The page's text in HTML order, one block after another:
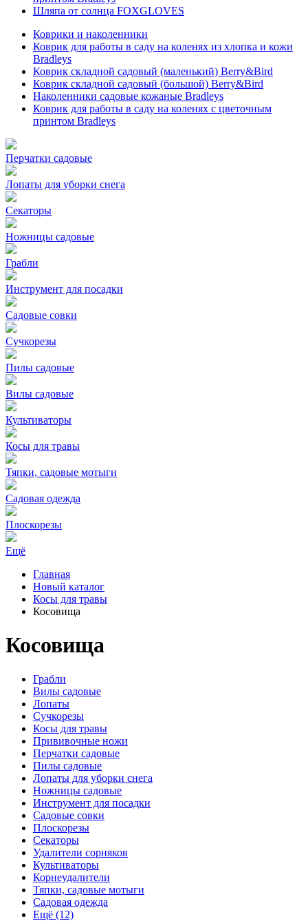
Шляпа от солнца FOXGLOVES
Коврики и наколенники
Коврик для работы в саду на коленях из хлопка и кожи
Bradleys
Коврик складной садовый (маленький) Berry&Bird
Коврик складной садовый (большой) Berry&Bird
Наколенники садовые кожаные Bradleys
Коврик для работы в саду на коленях с цветочным
принтом Bradleys
Перчатки садовые
Лопаты для уборки снега
Секаторы
Ножницы садовые
Грабли
Инструмент для посадки
Садовые совки
Сучкорезы
Пилы садовые
Вилы садовые
Культиваторы
Косы для травы
Тяпки, садовые мотыги
Садовая одежда
Плоскорезы
Ещё
Главная
Новый каталог
Косы для травы
Косовища
Косовища
Грабли
Вилы садовые
Лопаты
Сучкорезы
Косы для травы
Прививочные ножи
Перчатки садовые
Пилы садовые
Лопаты для уборки снега
Ножницы садовые
Инструмент для посадки
Садовые совки
Плоскорезы
Секаторы
Удалители сорняков
Культиваторы
Корнеудалители
Тяпки, садовые мотыги
Садовая одежда
Ещё (12)